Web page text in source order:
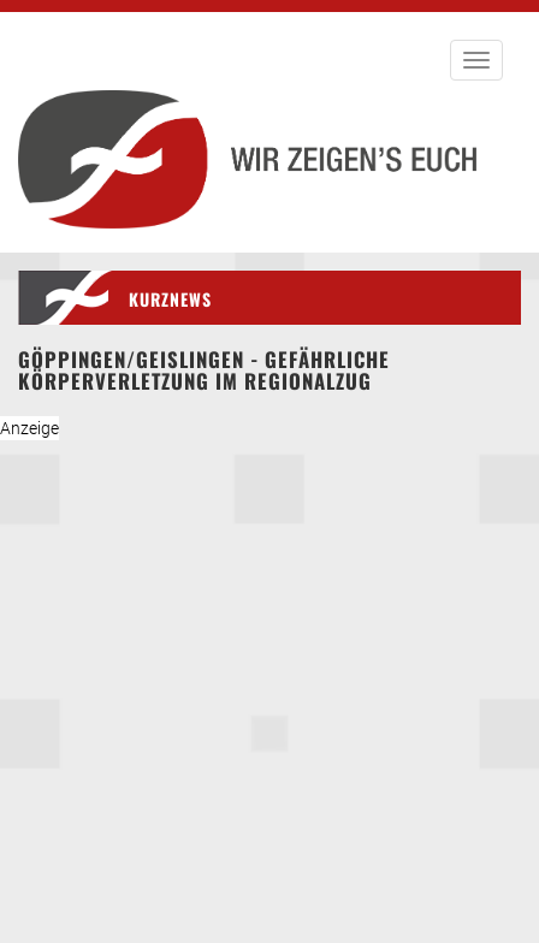
Toggle
KURZNEWS
GÖPPINGEN/GEISLINGEN - GEFÄHRLICHE
KÖRPERVERLETZUNG IM REGIONALZUG